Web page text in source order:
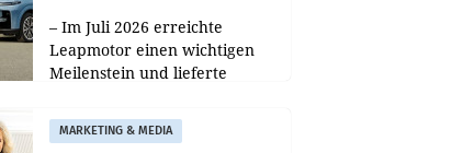
– Im Juli 2026 erreichte
Leapmotor einen wichtigen
Meilenstein und lieferte
aus, womit sich das Ergebnis
gegenüber Juli 2025 mehr als
MARKETING & MEDIA